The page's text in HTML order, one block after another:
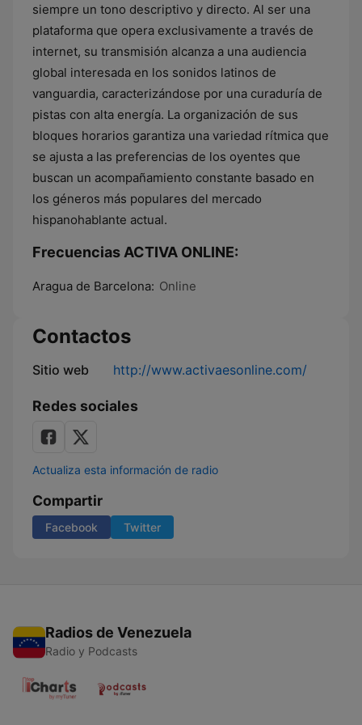
siempre un tono descriptivo y directo. Al ser una
plataforma que opera exclusivamente a través de
internet, su transmisión alcanza a una audiencia
global interesada en los sonidos latinos de
vanguardia, caracterizándose por una curaduría de
pistas con alta energía. La organización de sus
bloques horarios garantiza una variedad rítmica que
se ajusta a las preferencias de los oyentes que
buscan un acompañamiento constante basado en
los géneros más populares del mercado
hispanohablante actual.
Frecuencias ACTIVA ONLINE:
Aragua de Barcelona: Online
Contactos
Sitio web http://www.activaesonline.com/
Redes sociales
Actualiza esta información de radio
Compartir
Facebook Twitter
Radios de Venezuela
Radio y Podcasts